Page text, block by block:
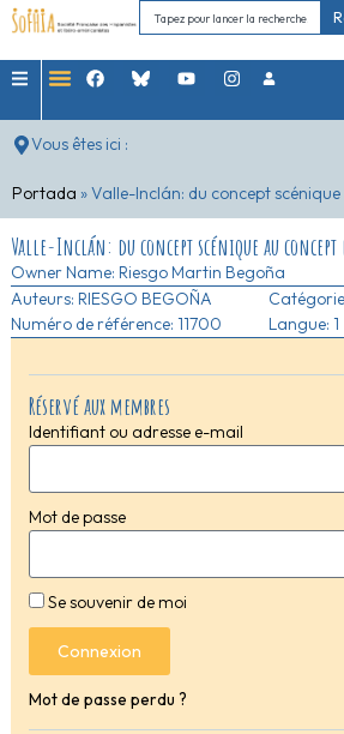
Vous êtes ici :
Portada »Valle-Inclán: du concept
Réservé aux membres
Identifiant ou adresse e-mail
Mot de passe
Se souvenir de moi
Connexion
Mot de passe perdu ?
Valle-Inclán: du concept scénique au concept
Owner Name: Riesgo Martin Begoña
Auteurs: RIESGO BEGOÑA
Numéro de référence: 11700
Langue: 1